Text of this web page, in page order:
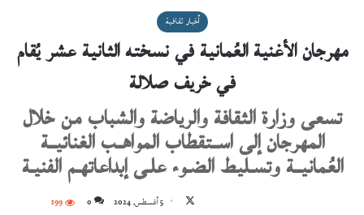
أخبار ثقافية
مهرجان الأغنية العُمانية في نسخته الثانية عشر يُقام
في خريف صلالة
تسعى وزارة الثقافة والرياضة والشباب من خلال
المهرجان إلى اســتقطاب المواهــب الغنائيــة
العُمانيــة وتسـليط الضـوء علـى إبداعاتهـم الفنيـة
5 أغسطس، 2024 0
199